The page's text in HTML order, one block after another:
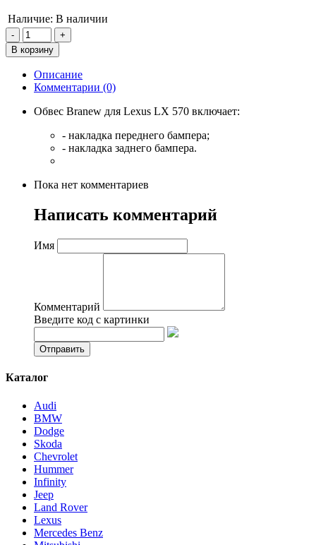
Наличие: В наличии
Описание
Комментарии (0)
Обвес Branew для Lexus LX 570 включает:
- накладка переднего бампера;
- накладка заднего бампера.
Пока нет комментариев
Написать комментарий
Имя
Комментарий
Введите код с картинки
Каталог
Audi
BMW
Dodge
Skoda
Chevrolet
Hummer
Infinity
Jeep
Land Rover
Lexus
Mercedes Benz